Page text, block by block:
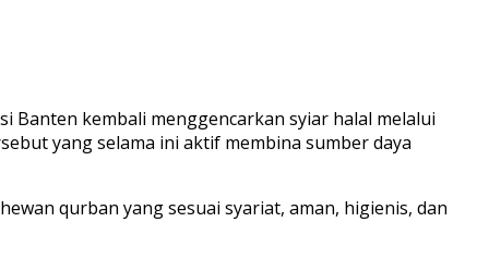
Banten kembali menggencarkan syiar halal melalui
yang selama ini aktif membina sumber daya
qurban yang sesuai syariat, aman, higienis, dan